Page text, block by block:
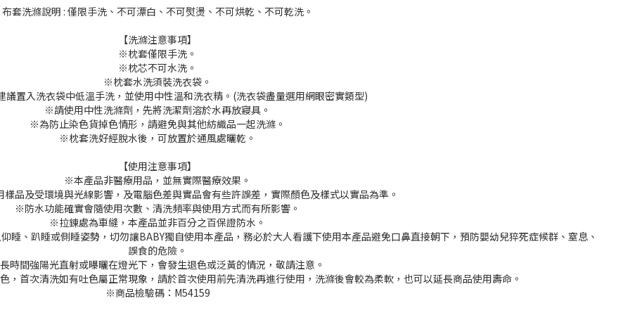
布套洗滌說明 : 僅限手洗、不可漂白、不可熨燙、不可烘乾、不可乾洗。
【洗滌注意事項】
※枕套僅限手洗。
※枕芯不可水洗。
※枕套水洗須裝洗衣袋。
置入洗衣袋中低溫手洗，並使用中性溫和洗衣精。(洗衣袋盡量選用網眼密實類型)
※請使用中性洗滌劑，先將洗潔劑溶於水再放寢具。
※為防止染色貨掉色情形，請避免與其他紡織品一起洗滌。
※枕套洗好經脫水後，可放置於通風處曬乾。
【使用注意事項】
※本產品非醫療用品，並無實際醫療效果。
品及受環境與光線影響，及電腦色差與實品會有些許誤差，實際顏色及樣式以實品為準。
※防水功能確實會隨使用次數、清洗頻率與使用方式而有所影響。
※拉鍊處為車縫，本產品並非百分之百保證防水。
、趴睡或側睡姿勢，切勿讓BABY獨自使用本產品，務必於大人看護下使用本產品避免口鼻直接朝下，預防嬰幼兒猝死症候群、窒息、
誤食的危險。
時間強陽光直射或曝曬在燈光下，會發生退色或泛黃的情況，敬請注意。
首次清洗如有吐色屬正常現象，請於首次使用前先清洗再進行使用，洗滌後會較為柔軟，也可以延長商品使用壽命。
※商品檢驗碼：M54159